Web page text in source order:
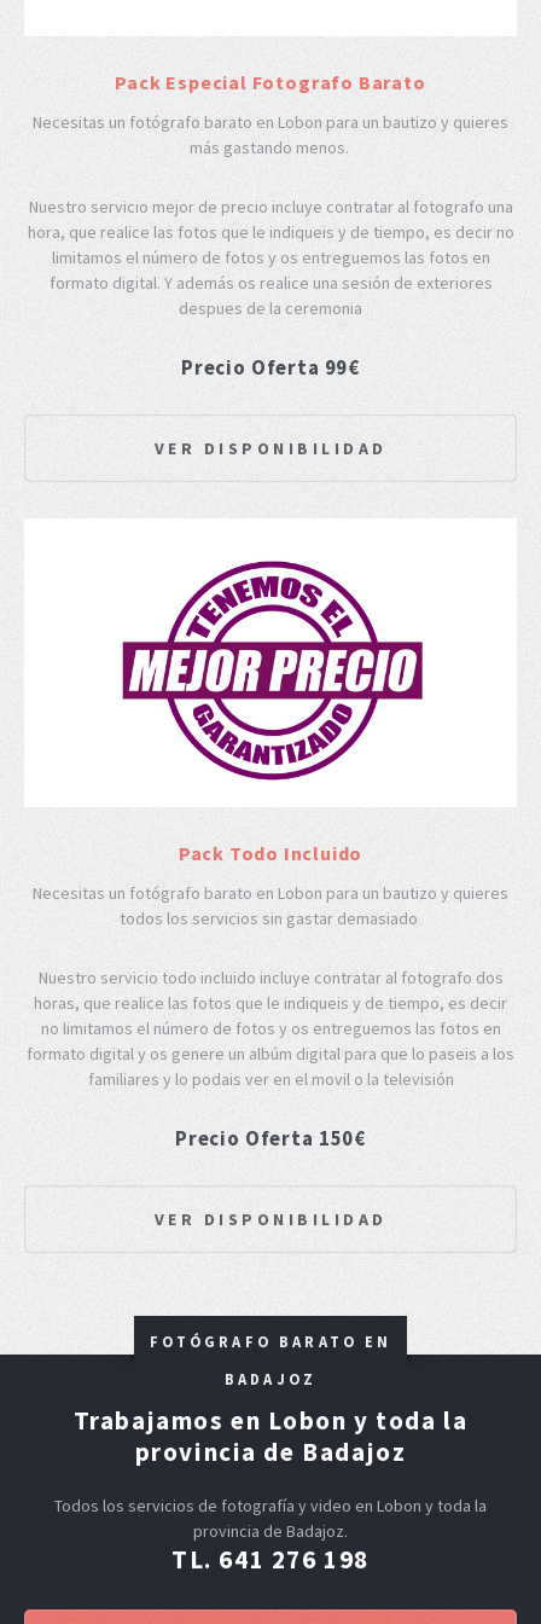
Pack Especial Fotografo Barato
Necesitas un fotógrafo barato en Lobon para un bautizo y quieres
más gastando menos.
Nuestro servicio mejor de precio incluye contratar al fotografo una
hora, que realice las fotos que le indiqueis y de tiempo, es decir no
limitamos el número de fotos y os entreguemos las fotos en
formato digital. Y además os realice una sesión de exteriores
despues de la ceremonia
Precio Oferta 99€
VER DISPONIBILIDAD
Pack Todo Incluido
Necesitas un fotógrafo barato en Lobon para un bautizo y quieres
todos los servicios sin gastar demasiado
Nuestro servicio todo incluido incluye contratar al fotografo dos
horas, que realice las fotos que le indiqueis y de tiempo, es decir
no limitamos el número de fotos y os entreguemos las fotos en
formato digital y os genere un albúm digital para que lo paseis a los
familiares y lo podais ver en el movil o la televisión
Precio Oferta 150€
VER DISPONIBILIDAD
FOTÓGRAFO BARATO EN
BADAJOZ
Trabajamos en Lobon y toda la
provincia de Badajoz
Todos los servicios de fotografía y video en Lobon y toda la
provincia de Badajoz.
TL. 641 276 198